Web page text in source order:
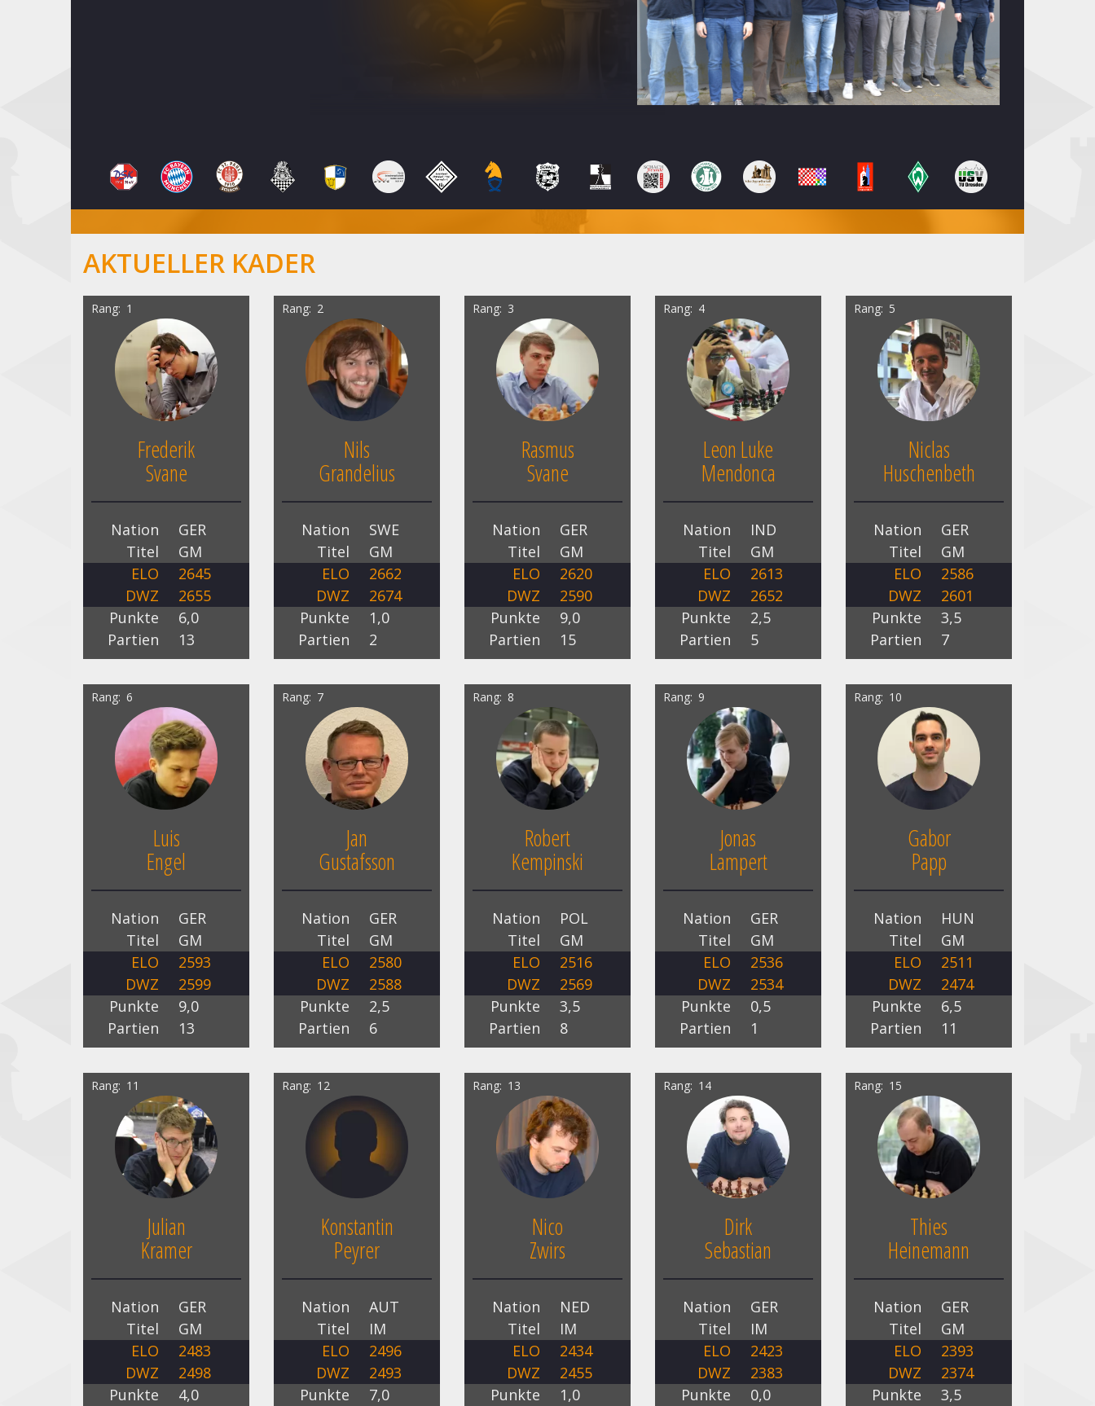
AKTUELLER KADER
Rang 1
Frederik
Svane
Nation
GER
Titel
GM
ELO
2645
DWZ
2655
Punkte
6,0
Partien
13
Rang 2
Nils
Grandelius
Nation
SWE
Titel
GM
ELO
2662
DWZ
2674
Punkte
1,0
Partien
2
Rang 3
Rasmus
Svane
Nation
GER
Titel
GM
ELO
2620
DWZ
2590
Punkte
9,0
Partien
15
Rang 4
Leon Luke
Mendonca
Nation
IND
Titel
GM
ELO
2613
DWZ
2652
Punkte
2,5
Partien
5
Rang 5
Niclas
Huschenbeth
Nation
GER
Titel
GM
ELO
2586
DWZ
2601
Punkte
3,5
Partien
7
Rang 6
Luis
Engel
Nation
GER
Titel
GM
ELO
2593
DWZ
2599
Punkte
9,0
Partien
13
Rang 7
Jan
Gustafsson
Nation
GER
Titel
GM
ELO
2580
DWZ
2588
Punkte
2,5
Partien
6
Rang 8
Robert
Kempinski
Nation
POL
Titel
GM
ELO
2516
DWZ
2569
Punkte
3,5
Partien
8
Rang 9
Jonas
Lampert
Nation
GER
Titel
GM
ELO
2536
DWZ
2534
Punkte
0,5
Partien
1
Rang 10
Gabor
Papp
Nation
HUN
Titel
GM
ELO
2511
DWZ
2474
Punkte
6,5
Partien
11
Rang 11
Julian
Kramer
Nation
GER
Titel
GM
ELO
2483
DWZ
2498
Punkte
4,0
Rang 12
Konstantin
Peyrer
Nation
AUT
Titel
IM
ELO
2496
DWZ
2493
Punkte
7,0
Rang 13
Nico
Zwirs
Nation
NED
Titel
IM
ELO
2434
DWZ
2455
Punkte
1,0
Rang 14
Dirk
Sebastian
Nation
GER
Titel
IM
ELO
2423
DWZ
2383
Punkte
0,0
Rang 15
Thies
Heinemann
Nation
GER
Titel
GM
ELO
2393
DWZ
2374
Punkte
3,5